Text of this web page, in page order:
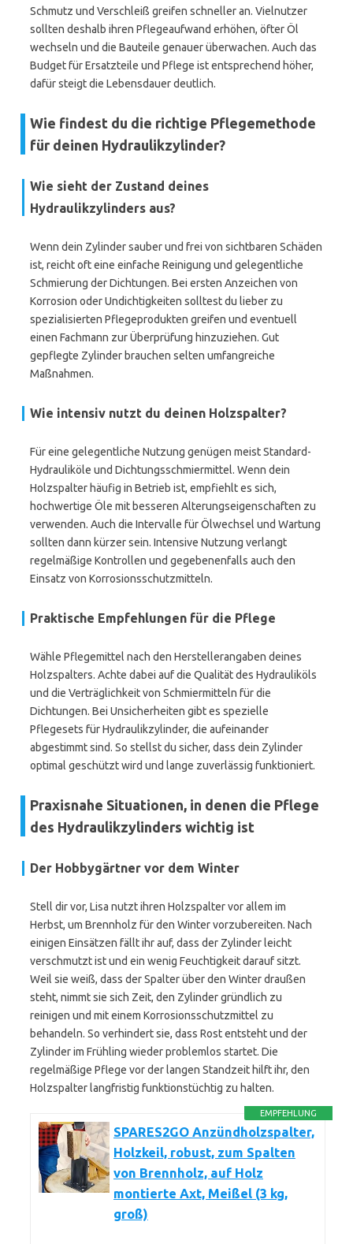
Schmutz und Verschleiß greifen schneller an. Vielnutzer
sollten deshalb ihren Pflegeaufwand erhöhen, öfter Öl
wechseln und die Bauteile genauer überwachen. Auch das
Budget für Ersatzteile und Pflege ist entsprechend höher,
dafür steigt die Lebensdauer deutlich.
Wie findest du die richtige Pflegemethode
für deinen Hydraulikzylinder?
Wie sieht der Zustand deines
Hydraulikzylinders aus?
Wenn dein Zylinder sauber und frei von sichtbaren Schäden
ist, reicht oft eine einfache Reinigung und gelegentliche
Schmierung der Dichtungen. Bei ersten Anzeichen von
Korrosion oder Undichtigkeiten solltest du lieber zu
spezialisierten Pflegeprodukten greifen und eventuell
einen Fachmann zur Überprüfung hinzuziehen. Gut
gepflegte Zylinder brauchen selten umfangreiche
Maßnahmen.
Wie intensiv nutzt du deinen Holzspalter?
Für eine gelegentliche Nutzung genügen meist Standard-
Hydrauliköle und Dichtungsschmiermittel. Wenn dein
Holzspalter häufig in Betrieb ist, empfiehlt es sich,
hochwertige Öle mit besseren Alterungseigenschaften zu
verwenden. Auch die Intervalle für Ölwechsel und Wartung
sollten dann kürzer sein. Intensive Nutzung verlangt
regelmäßige Kontrollen und gegebenenfalls auch den
Einsatz von Korrosionsschutzmitteln.
Praktische Empfehlungen für die Pflege
Wähle Pflegemittel nach den Herstellerangaben deines
Holzspalters. Achte dabei auf die Qualität des Hydrauliköls
und die Verträglichkeit von Schmiermitteln für die
Dichtungen. Bei Unsicherheiten gibt es spezielle
Pflegesets für Hydraulikzylinder, die aufeinander
abgestimmt sind. So stellst du sicher, dass dein Zylinder
optimal geschützt wird und lange zuverlässig funktioniert.
Praxisnahe Situationen, in denen die Pflege
des Hydraulikzylinders wichtig ist
Der Hobbygärtner vor dem Winter
Stell dir vor, Lisa nutzt ihren Holzspalter vor allem im
Herbst, um Brennholz für den Winter vorzubereiten. Nach
einigen Einsätzen fällt ihr auf, dass der Zylinder leicht
verschmutzt ist und ein wenig Feuchtigkeit darauf sitzt.
Weil sie weiß, dass der Spalter über den Winter draußen
steht, nimmt sie sich Zeit, den Zylinder gründlich zu
reinigen und mit einem Korrosionsschutzmittel zu
behandeln. So verhindert sie, dass Rost entsteht und der
Zylinder im Frühling wieder problemlos startet. Die
regelmäßige Pflege vor der langen Standzeit hilft ihr, den
Holzspalter langfristig funktionstüchtig zu halten.
EMPFEHLUNG
SPARES2GO Anzündholzspalter,
Holzkeil, robust, zum Spalten
von Brennholz, auf Holz
montierte Axt, Meißel (3 kg,
groß)